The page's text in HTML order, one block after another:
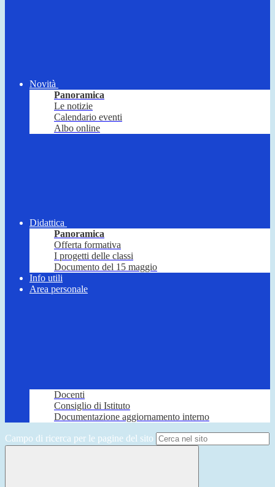
Novità
Panoramica
Le notizie
Calendario eventi
Albo online
Didattica
Panoramica
Offerta formativa
I progetti delle classi
Documento del 15 maggio
Info utili
Area personale
Docenti
Consiglio di Istituto
Documentazione aggiornamento interno
Campo di ricerca per le pagine del sito